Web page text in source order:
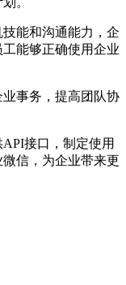
能和沟通能力，企
能够正确使用企业
事务，提高团队协
接口，制定使用
信，为企业带来更